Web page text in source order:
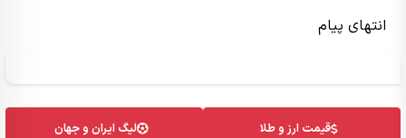
انتهای پیام
قیمت ارز و طلا لیگ ایران و جهان